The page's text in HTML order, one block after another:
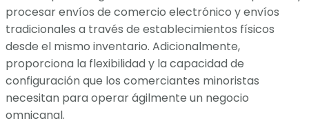
procesar envíos de comercio electrónico y envíos
tradicionales a través de establecimientos físicos
desde el mismo inventario. Adicionalmente,
proporciona la flexibilidad y la capacidad de
configuración que los comerciantes minoristas
necesitan para operar ágilmente un negocio
omnicanal.